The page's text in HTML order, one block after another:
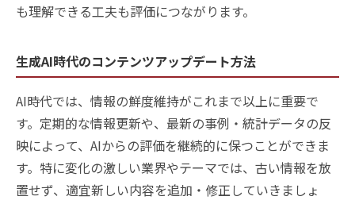
も理解できる工夫も評価につながります。
生成AI時代のコンテンツアップデート方法
AI時代では、情報の鮮度維持がこれまで以上に重要で
す。定期的な情報更新や、最新の事例・統計データの反
映によって、AIからの評価を継続的に保つことができま
す。特に変化の激しい業界やテーマでは、古い情報を放
置せず、適宜新しい内容を追加・修正していきましょ